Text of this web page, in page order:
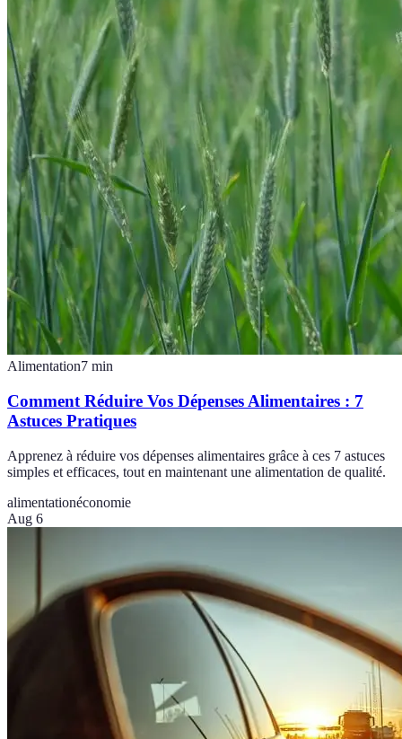
Alimentation7 min
Comment Réduire Vos Dépenses Alimentaires : 7
Astuces Pratiques
Apprenez à réduire vos dépenses alimentaires grâce à ces 7 astuces
simples et efficaces, tout en maintenant une alimentation de qualité.
alimentationéconomie
Aug 6